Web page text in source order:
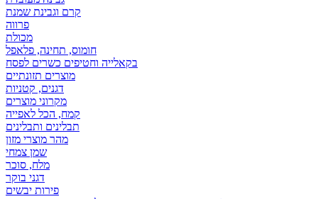
קרם וגבינת שמנת
פרווה
מכולת
חומוס, תחינה, פלאפל
בקאלייה וחטיפים כשרים לפסח
מוצרים תזונתיים
דגנים, קטניות
מקרוני מוצרים
קמח, הכל לאפייה
תבלינים ותבלינים
מהר מוצרי מזון
שמן צמחי
מלח, סוכר
דגני בוקר
פירות יבשים